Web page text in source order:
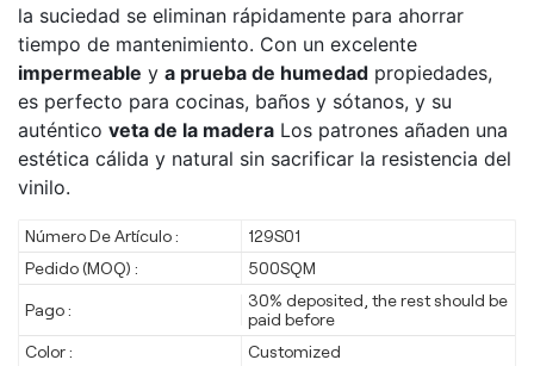
la suciedad se eliminan rápidamente para ahorrar
tiempo de mantenimiento. Con un excelente
impermeable y a prueba de humedad propiedades,
es perfecto para cocinas, baños y sótanos, y su
auténtico veta de la madera Los patrones añaden una
estética cálida y natural sin sacrificar la resistencia del
vinilo.
Número De Artículo :
129S01
Pedido (MOQ) :
500SQM
Pago :
30% deposited, the rest should be
paid before
Color :
Customized